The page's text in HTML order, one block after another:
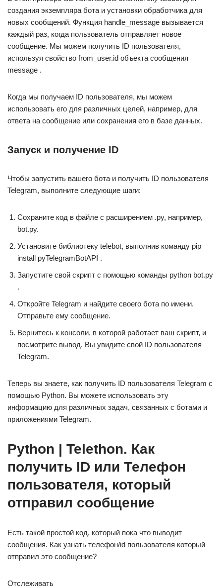
создания экземпляра бота и установки обработчика для
новых сообщений. Функция handle_message вызывается
каждый раз, когда пользователь отправляет новое
сообщение. Мы можем получить ID пользователя,
используя свойство from_user.id объекта сообщения
message .
Когда мы получаем ID пользователя, мы можем
использовать его для различных целей, например, для
ответа на сообщение или сохранения его в базе данных.
Запуск и получение ID
Чтобы запустить вашего бота и получить ID пользователя
Telegram, выполните следующие шаги:
Сохраните код в файле с расширением .py, например,
bot.py.
Установите библиотеку telebot, выполнив команду pip
install pyTelegramBotAPI .
Запустите свой скрипт с помощью команды python bot.py
.
Откройте Telegram и найдите своего бота по имени.
Отправьте ему сообщение.
Вернитесь к консоли, в которой работает ваш скрипт, и
посмотрите вывод. Вы увидите свой ID пользователя
Telegram.
Теперь вы знаете, как получить ID пользователя Telegram с
помощью Python. Вы можете использовать эту
информацию для различных задач, связанных с ботами и
приложениями Telegram.
Python | Telethon. Как
получить ID или Телефон
пользователя, который
отправил сообщение
Есть такой простой код, который пока что выводит
сообщения. Как узнать телефон/id пользователя который
отправил это сообщение?
Отслеживать